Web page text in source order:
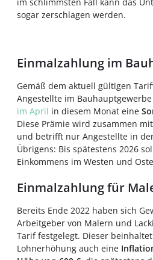
sogar zerschlagen werden.
Einmalzahlung im
Gemäß dem aktuell gültigen
Angestellte im
im April in diesem Monat eine
Diese Prämie wird zusammen
und betrifft nur Angestellte in
Übrigens: Bis spätestens 2026
Einkommens im Westen und
Einmalzahlung für
Bereits Ende 2022 haben sich
Arbeitgeber von Malern und
Tarif festgelegt. Dieser
Lohnerhöhung auch eine